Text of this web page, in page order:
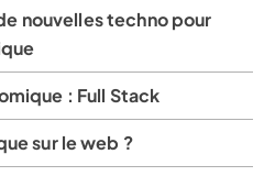
nouvelles techno pour
: Full Stack
sur le web ?